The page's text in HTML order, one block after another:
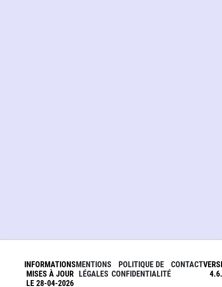
INFORMATIONS
MISES À JOUR
LE 28-04-2026
MENTIONS
LÉGALES
POLITIQUE DE
CONFIDENTIALITÉ
CONTACT